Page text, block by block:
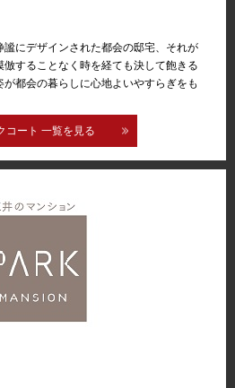
謐にデザインされた都会の邸宅、それが
倣することなく時を経ても決して飽きる
が都会の暮らしに心地よいやすらぎをも
コート 一覧を見る